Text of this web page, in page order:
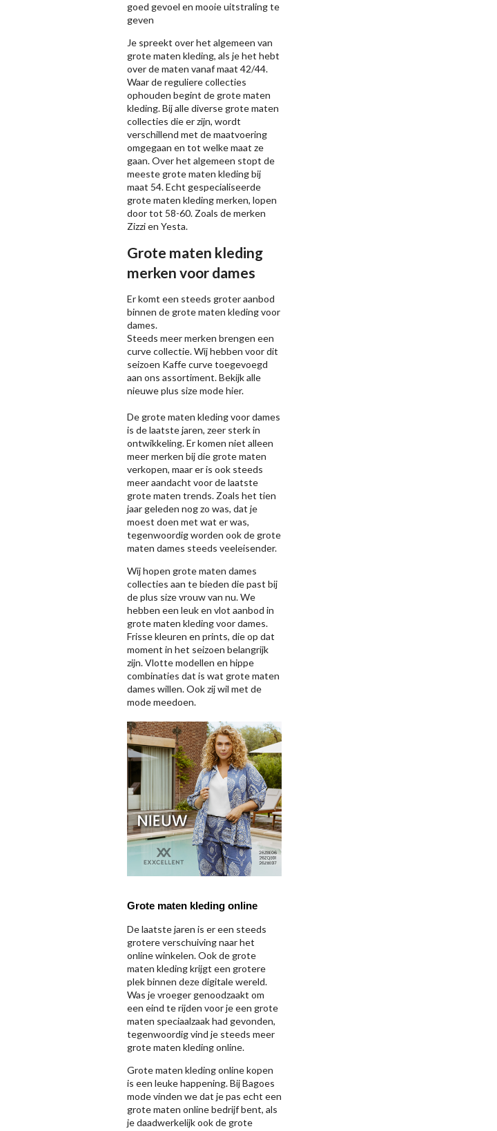
goed gevoel en mooie uitstraling te
geven
Je spreekt over het algemeen van
grote maten kleding, als je het hebt
over de maten vanaf maat 42/44.
Waar de reguliere collecties
ophouden begint de grote maten
kleding. Bij alle diverse grote maten
collecties die er zijn, wordt
verschillend met de maatvoering
omgegaan en tot welke maat ze
gaan. Over het algemeen stopt de
meeste grote maten kleding bij
maat 54. Echt gespecialiseerde
grote maten kleding merken, lopen
door tot 58-60. Zoals de merken
Zizzien Yesta.
Grote maten kleding
merken voor dames
Er komt een steeds groter aanbod
binnen de grote maten kleding voor
dames.
Steeds meer merken brengen een
curve collectie. Wij hebben voor dit
seizoen Kaffecurve toegevoegd
aan ons assortiment. Bekijk alle
nieuweplus size modehier.
De grote maten kleding voor dames
is de laatste jaren, zeer sterk in
ontwikkeling. Er komen niet alleen
meer merken bij die grote maten
verkopen, maar er is ook steeds
meer aandacht voor de laatste
grote maten trends. Zoals het tien
jaar geleden nog zo was, dat je
moest doen met wat er was,
tegenwoordig worden ook de grote
maten dames steeds veeleisender.
Wij hopen grote maten dames
collecties aan te bieden die past bij
de plus size vrouw van nu. We
hebben een leuk en vlot aanbod in
grote maten kleding voor dames.
Frisse kleuren en prints, die op dat
moment in het seizoen belangrijk
zijn. Vlotte modellen en hippe
combinaties dat is wat grote maten
dames willen. Ook zij wil met de
mode meedoen.
Grote maten kleding online
De laatste jaren is er een steeds
grotere verschuiving naar het
online winkelen. Ook de grote
maten kleding krijgt een grotere
plek binnen deze digitale wereld.
Was je vroeger genoodzaakt om
een eind te rijden voor je een grote
maten speciaalzaak had gevonden,
tegenwoordig vind je steeds meer
grote maten kleding online.
Grote maten kleding online kopen
is een leuke happening. Bij Bagoes
mode vinden we dat je pas echt een
grote maten online bedrijf bent, als
je daadwerkelijk ook de grote